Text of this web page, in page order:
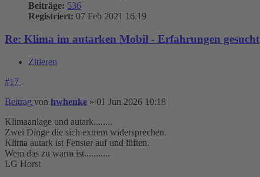
Beiträge: 536
Registriert: 07 Feb 2021 16:19
Re: Klima im autarken Mobil - Erfahrungen gesucht
Zitieren
#17
Beitrag von hwhenke » 01 Jun 2026 10:18
Klimaanlage und autark........
Zwei Dinge die sich extrem widersprechen.
Klima autark ist Fenster auf und lüften.
Wem das zu warm ist...........
LG Horst